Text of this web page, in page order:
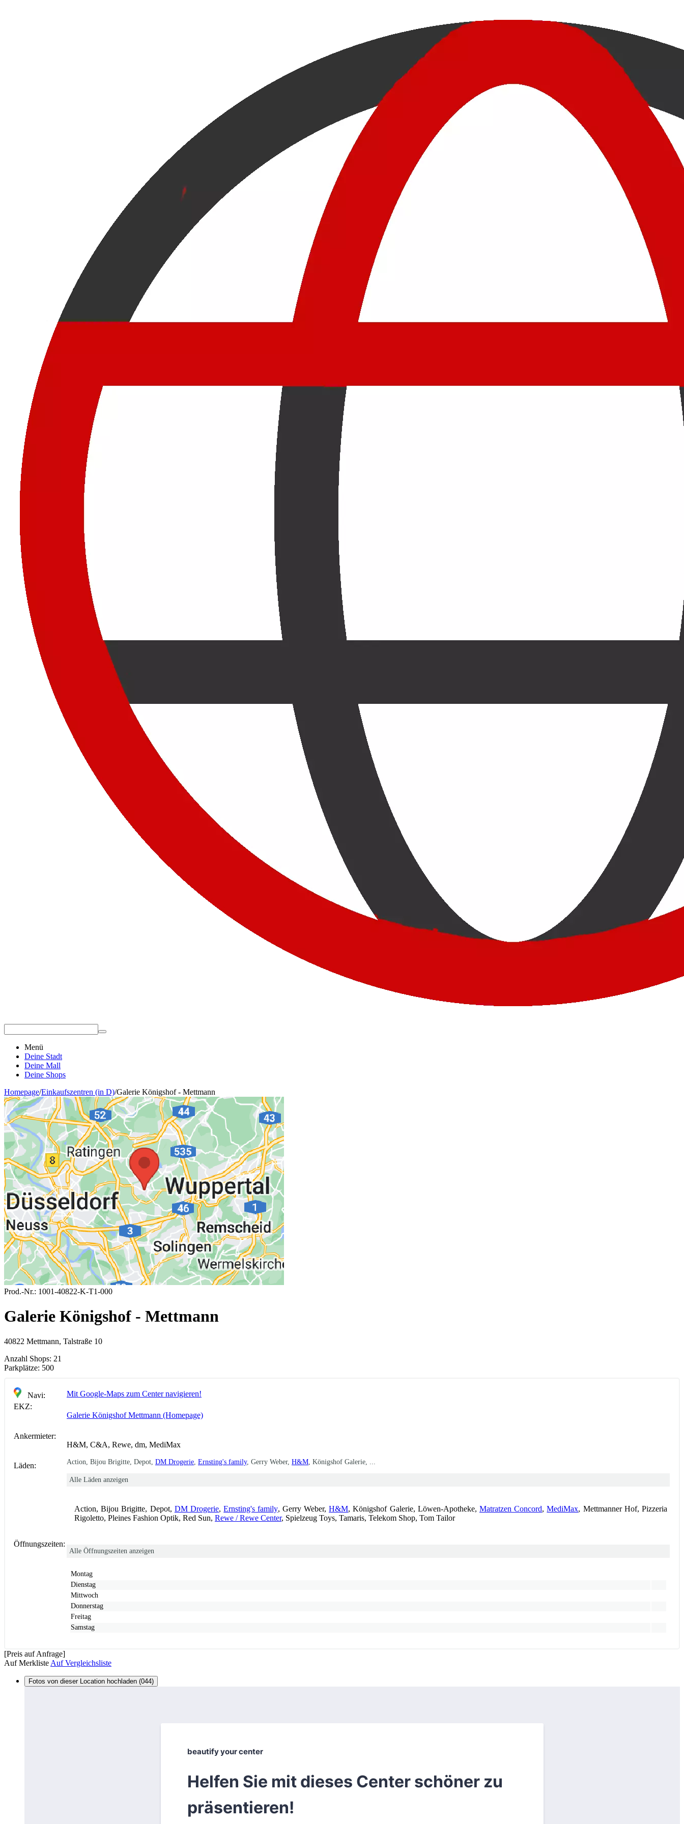
Menü
Deine Stadt
Deine Mall
Deine Shops
Homepage/Einkaufszentren (in D)/Galerie Königshof - Mettmann
Prod.-Nr.: 1001-40822-K-T1-000
Galerie Königshof - Mettmann
40822 Mettmann, Talstraße 10
Anzahl Shops: 21
Parkplätze: 500
Navi:
Mit Google-Maps zum Center navigieren!
EKZ:
Galerie Königshof Mettmann (Homepage)
Ankermieter:
H&M, C&A, Rewe, dm, MediMax
Läden: Action, Bijou Brigitte, Depot, DM Drogerie Ernsting's family, Gerry Weber, H&M , Königshof Galerie, ...
Alle Läden anzeigen
Action, Bijou Brigitte, Depot, DM Drogerie,Ernsting's family, Gerry Weber,H&M, Königshof Galerie, Löwen-Apotheke, Matratzen Concord,MediMax, Mettmanner Hof, Pizzeria
Rigoletto, Pleines Fashion Optik, Red Sun, Rewe / Rewe Center, Spielzeug Toys, Tamaris, Telekom Shop, Tom Tailor
Öffnungszeiten:
Alle Öffnungszeiten anzeigen
Montag
Dienstag
Mittwoch
Donnerstag
Freitag
Samstag
[Preis auf Anfrage]
Auf Merkliste Auf Vergleichsliste
Fotos von dieser Location hochladen (044)